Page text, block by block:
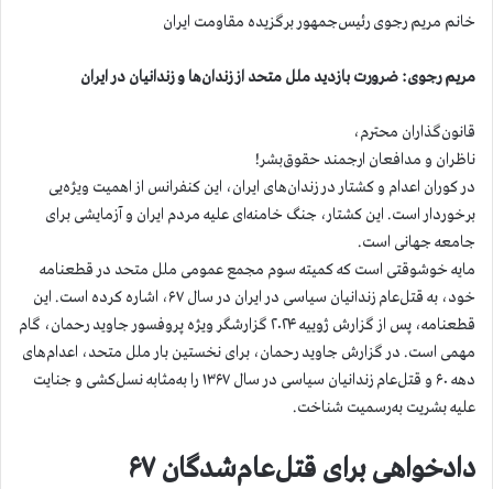
خانم مریم رجوی رئیس‌جمهور برگزیده مقاومت ایران
مریم رجوی: ضرورت بازدید ملل متحد از زندان‌ها و زندانیان در ایران
قانون‌گذاران محترم،
ناظران و مدافعان ارجمند حقوق‌بشر!
در کوران اعدام و کشتار در زندان‌های ایران، این کنفرانس از اهمیت ویژه‌یی
برخوردار است. این کشتار، جنگ خامنه‌ای علیه مردم ایران و آزمایشی برای
جامعه جهانی است.
مایه خوشوقتی است که کمیته سوم مجمع عمومی ملل متحد در قطعنامه
خود، به قتل‌عام زندانیان سیاسی در ایران در سال ۶۷، اشاره کرده است. این
قطعنامه، پس از گزارش ژوییه ۲۰۲۴ گزارشگر ویژه پروفسور جاوید رحمان، گام
مهمی است. در گزارش جاوید رحمان، برای نخستین بار ملل متحد، اعدام‌های
دهه ۶۰ و قتل‌عام زندانیان سیاسی در سال ۱۳۶۷ را به‌مثابه نسل‌کشی و جنایت
علیه بشریت به‌رسمیت شناخت.
دادخواهی برای قتل‌عام‌شدگان ۶۷